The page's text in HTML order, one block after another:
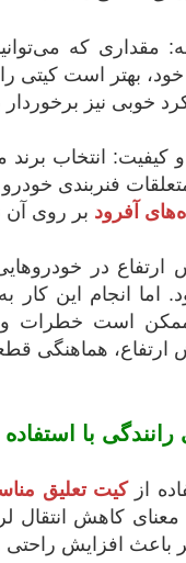
مقداری که
بهتر است کیتی
خوبی نیز برخوردار
کیفیت: انتخاب برند
فنربندی
آفرود بر روی
ارتفاع در
اما انجام این کار
است خطرات و
ارتفاع، هماهنگی
رانندگی با
ازکیت تعلیق
معنای کاهش
باعث افزایش